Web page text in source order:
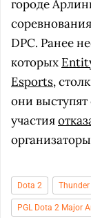
городе
DPC. Ранее
которых
Esports,
они
участия
организаторы
Dota 2
PGL Dota 2 Major